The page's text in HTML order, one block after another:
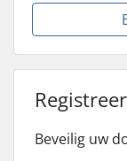
Beveilig uw